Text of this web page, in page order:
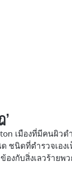
เมืองที่มีคนผิว
ชนิดที่ตำรวจเอง
งกับสิ่งเลวร้ายพ